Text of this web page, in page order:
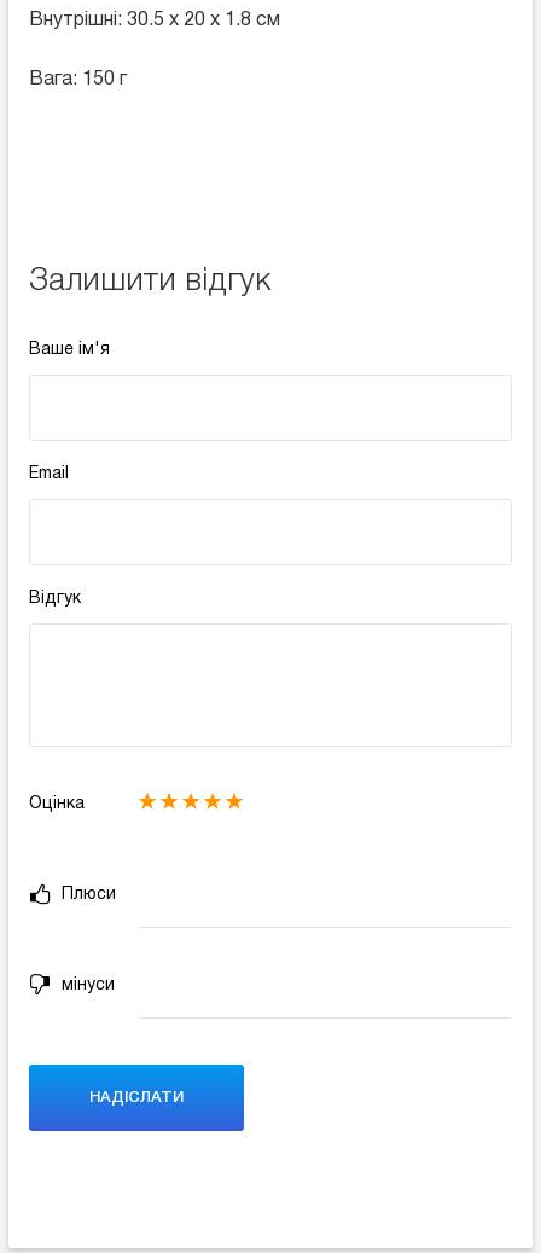
Внутрішні: 30.5 x 20 x 1.8 см
Вага: 150 г
Залишити відгук
Ваше ім'я
Email
Відгук
Оцінка
Плюси
мінуси